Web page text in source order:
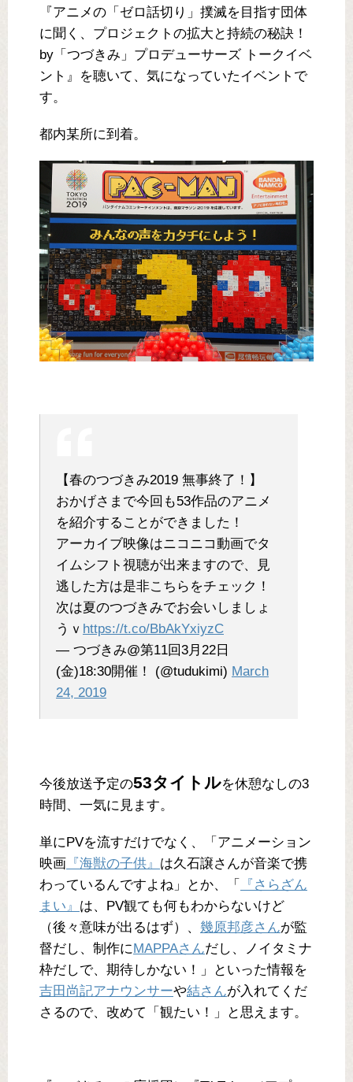
『アニメの「ゼロ話切り」撲滅を目指す団体
に聞く、プロジェクトの拡大と持続の秘訣！
by「つづきみ」プロデューサーズ トークイベ
ント』を聴いて、気になっていたイベントで
す。
都内某所に到着。
【春のつづきみ2019 無事終了！】
おかげさまで今回も53作品のアニメ
を紹介することができました！
アーカイブ映像はニコニコ動画でタ
イムシフト視聴が出来ますので、見
逃した方は是非こちらをチェック！
次は夏のつづきみでお会いしましょ
うｖ https://t.co/BbAkYxiyzC
— つづきみ@第11回3月22日
(金)18:30開催！ (@tudukimi) March
24, 2019
今後放送予定の53タイトルを休憩なしの3
時間、一気に見ます。
単にPVを流すだけでなく、「アニメーション
映画 『海獣の子供』 は久石譲さんが音楽で携
わっているんですよね」とか、「
『さらざん
まい』 は、PV観ても何もわからないけど
（後々意味が出るはず）、 幾原邦彦さんが監
督だし、制作にMAPPAさんだし、ノイタミナ
枠だしで、期待しかない！」といった情報を
吉田尚記アナウンサーや結さんが入れてくだ
さるので、改めて「観たい！」と思えます。